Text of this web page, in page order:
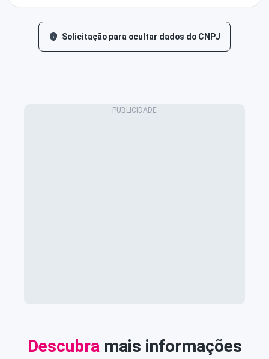
Solicitação para ocultar dados do CNPJ
Descubra mais informações